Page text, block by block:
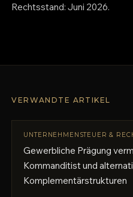
Rechtsstand: Juni 2026.
VERWANDTE ARTIKEL
UNTERNEHMENSTEUER &
Gewerbliche Prägung
Kommanditist und
Komplementärstrukturen